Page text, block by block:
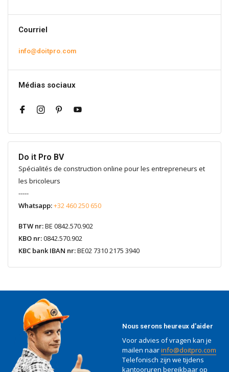
Courriel
info@doitpro.com
Médias sociaux
Do it Pro BV
Spécialités de construction online pour les entrepreneurs et
les bricoleurs
-----
Whatsapp:+32 460 250 650
BTW nr:BE 0842.570.902
KBO nr:0842.570.902
KBC bank IBAN nr:BE02 7310 2175 3940
Nous serons heureux d'aider
Voor advies of vragen kan je
mailen naarinfo@doitpro.com
Telefonisch zijn we tijdens
kantooruren bereikbaar op